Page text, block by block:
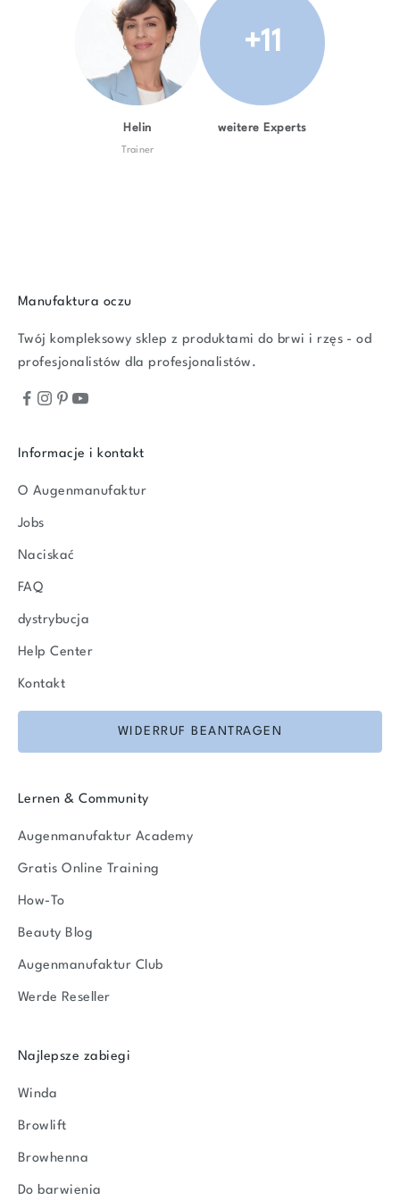
Helin
Trainer
+11
weitere Experts
Manufaktura oczu
Twój kompleksowy sklep z produktami do brwi i rzęs - od
profesjonalistów dla profesjonalistów.
Informacje i kontakt
O Augenmanufaktur
Jobs
Naciskać
FAQ
dystrybucja
Help Center
Kontakt
WIDERRUF BEANTRAGEN
Lernen & Community
Augenmanufaktur Academy
Gratis Online Training
How-To
Beauty Blog
Augenmanufaktur Club
Werde Reseller
Najlepsze zabiegi
Winda
Browlift
Browhenna
Do barwienia